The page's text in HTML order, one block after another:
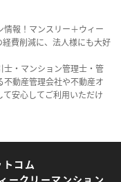
報！マンスリー＋ウィー
費削減に、法人様にも大好
士・マンション管理士・管
動産管理会社や不動産オ
安心してご利用いただけ
コム
ークリーマンション